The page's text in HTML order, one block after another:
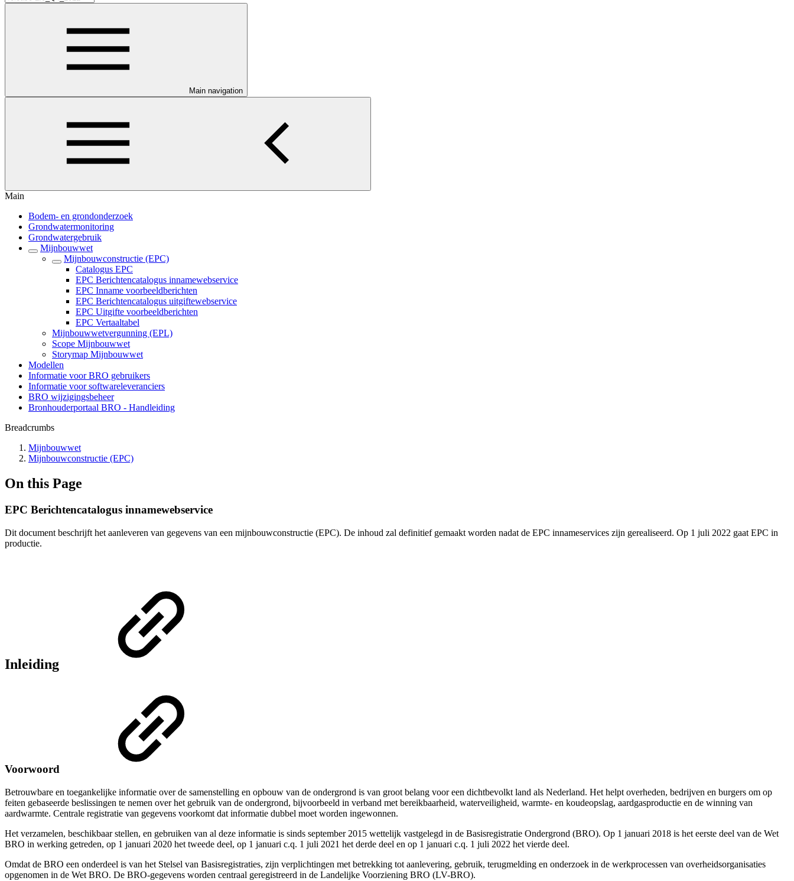
Main navigation
Main
Bodem- en grondonderzoek
Grondwatermonitoring
Grondwatergebruik
Mijnbouwwet
Mijnbouwconstructie (EPC)
Catalogus EPC
EPC Berichtencatalogus innamewebservice
EPC Inname voorbeeldberichten
EPC Berichtencatalogus uitgiftewebservice
EPC Uitgifte voorbeeldberichten
EPC Vertaaltabel
Mijnbouwwetvergunning (EPL)
Scope Mijnbouwwet
Storymap Mijnbouwwet
Modellen
Informatie voor BRO gebruikers
Informatie voor softwareleveranciers
BRO wijzigingsbeheer
Bronhouderportaal BRO - Handleiding
Breadcrumbs
Mijnbouwwet
Mijnbouwconstructie (EPC)
On this Page
EPC Berichtencatalogus innamewebservice
Dit document beschrijft het aanleveren van gegevens van een mijnbouwconstructie (EPC). De inhoud zal definitief gemaakt worden nadat de EPC innameservices zijn gerealiseerd. Op 1 juli 2022 gaat EPC in
productie.
Inleiding
Voorwoord
Betrouwbare en toegankelijke informatie over de samenstelling en opbouw van de ondergrond is van groot belang voor een dichtbevolkt land als Nederland. Het helpt overheden, bedrijven en burgers om op
feiten gebaseerde beslissingen te nemen over het gebruik van de ondergrond, bijvoorbeeld in verband met bereikbaarheid, waterveiligheid, warmte- en koudeopslag, aardgasproductie en de winning van
aardwarmte. Centrale registratie van gegevens voorkomt dat informatie dubbel moet worden ingewonnen.
Het verzamelen, beschikbaar stellen, en gebruiken van al deze informatie is sinds september 2015 wettelijk vastgelegd in de Basisregistratie Ondergrond (BRO). Op 1 januari 2018 is het eerste deel van de Wet
BRO in werking getreden, op 1 januari 2020 het tweede deel, op 1 januari c.q. 1 juli 2021 het derde deel en op 1 januari c.q. 1 juli 2022 het vierde deel.
Omdat de BRO een onderdeel is van het Stelsel van Basisregistraties, zijn verplichtingen met betrekking tot aanlevering, gebruik, terugmelding en onderzoek in de werkprocessen van overheidsorganisaties
opgenomen in de Wet BRO. De BRO-gegevens worden centraal geregistreerd in de Landelijke Voorziening BRO (LV-BRO).